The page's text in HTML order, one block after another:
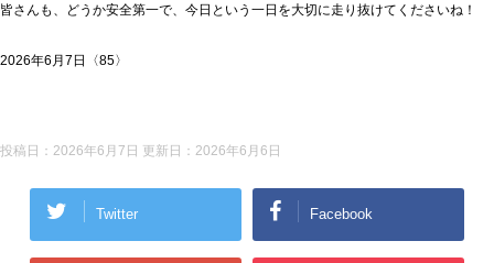
皆さんも、どうか安全第一で、今日という一日を大切に走り抜けてくださいね！
2026年6月7日〈85〉
投稿日：2026年6月7日 更新日： 2026年6月6日
Twitter Facebook